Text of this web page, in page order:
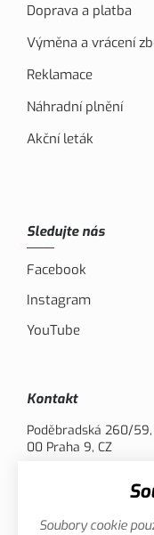
Doprava a platba
Výměna a vrácení
Reklamace
Náhradní plnění
Akční leták
Sledujte nás
Facebook
Instagram
YouTube
Kontakt
Poděbradská 260/59,
00 Praha 9, CZ
Možnosti platby
Soubory cookie